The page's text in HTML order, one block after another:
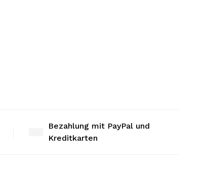
Bezahlung mit PayPal und
Kreditkarten